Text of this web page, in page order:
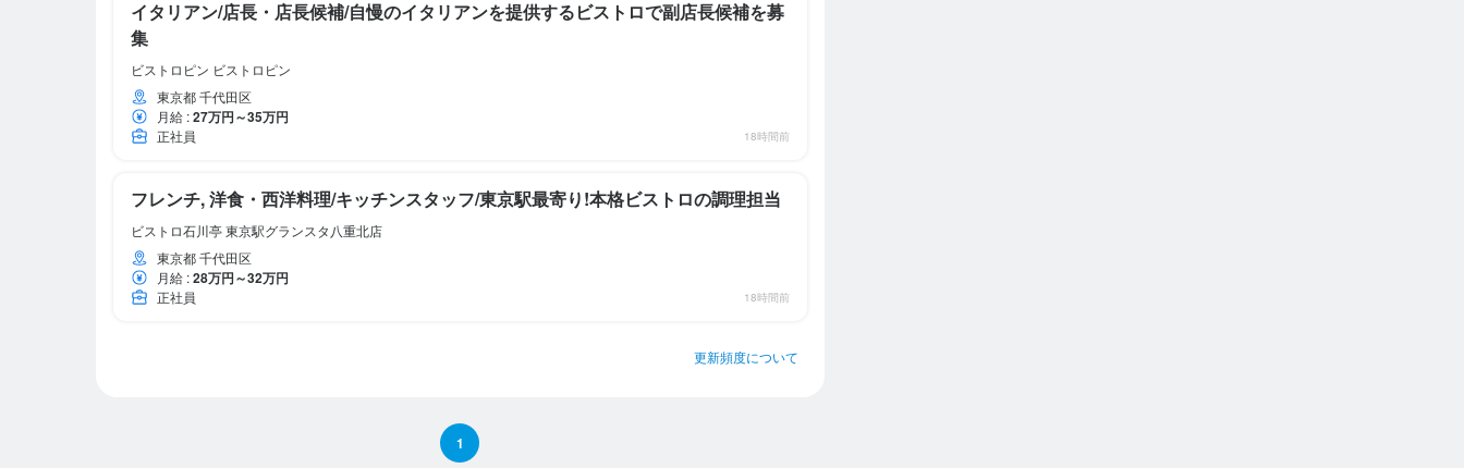
イタリアン/店長・店長候補/自慢のイタリアンを提供するビストロで副店長候補を募
集
ビストロピン ビストロピン
東京都 千代田区
月給 :27万円～35万円
正社員 18時間前
フレンチ, 洋食・西洋料理/キッチンスタッフ/東京駅最寄り!本格ビストロの調理担当
ビストロ石川亭 東京駅グランスタ八重北店
東京都 千代田区
月給 :28万円～32万円
正社員 18時間前
更新頻度について
1